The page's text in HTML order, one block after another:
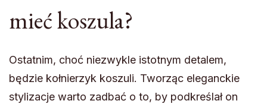
mieć koszula?
Ostatnim, choć niezwykle istotnym detalem,
będzie kołnierzyk koszuli. Tworząc eleganckie
stylizacje warto zadbać o to, by podkreślał on